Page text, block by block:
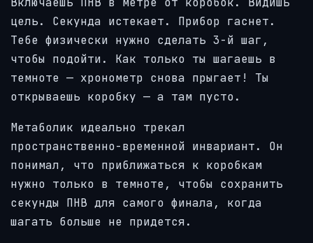
цель. Секунда истекает. Прибор гаснет.
Тебе физически нужно сделать 3-й шаг,
чтобы подойти. Как только ты шагаешь в
темноте — хронометр снова прыгает! Ты
открываешь коробку — а там пусто.
Метаболик идеально трекал
пространственно-временной инвариант. Он
понимал, что приближаться к коробкам
нужно только в темноте, чтобы сохранить
секунды ПНВ для самого финала, когда
шагать больше не придется.